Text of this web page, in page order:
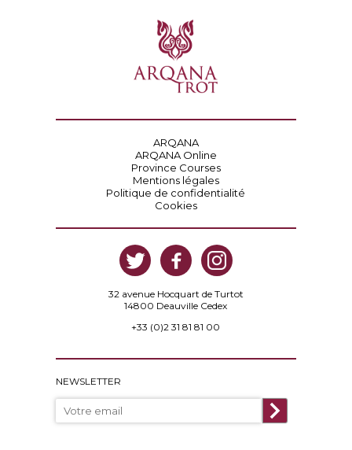
ARQANA
ARQANA Online
Province Courses
Mentions légales
Politique de confidentialité
Cookies
32 avenue Hocquart de Turtot
14800 Deauville Cedex
+33 (0)2 31 81 81 00
NEWSLETTER